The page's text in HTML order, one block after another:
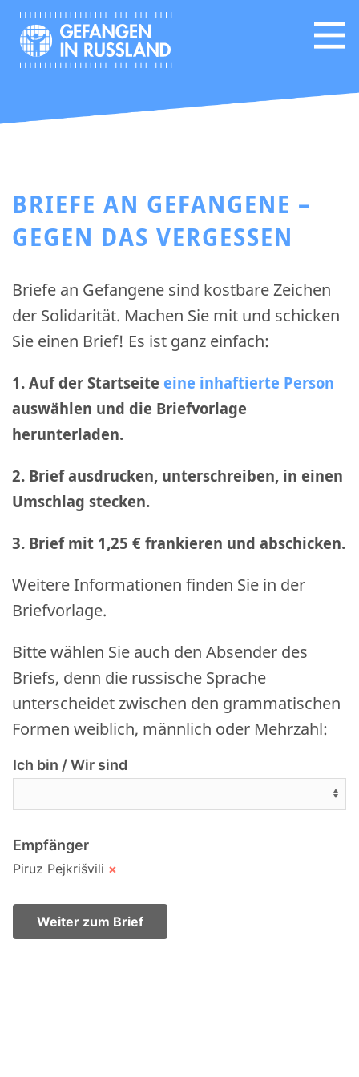
BRIEFE AN GEFANGENE –
GEGEN DAS VERGESSEN
Briefe an Gefangene sind kostbare Zeichen
der Solidarität. Machen Sie mit und schicken
Sie einen Brief! Es ist ganz einfach:
1. Auf der Startseite eine inhaftierte Person
auswählen und die Briefvorlage
herunterladen.
2. Brief ausdrucken, unterschreiben, in einen
Umschlag stecken.
3. Brief mit 1,25 € frankieren und abschicken.
Weitere Informationen finden Sie in der
Briefvorlage.
Bitte wählen Sie auch den Absender des
Briefs, denn die russische Sprache
unterscheidet zwischen den grammatischen
Formen weiblich, männlich oder Mehrzahl:
Ich bin / Wir sind
Empfänger
Piruz Pejkrišvili ×
Weiter zum Brief